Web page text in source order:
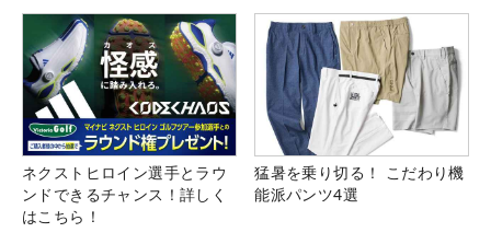
ネクストヒロイン選手とラウ
ンドできるチャンス！詳しく
はこちら！
猛暑を乗り切る！ こだわり機
能派パンツ4選